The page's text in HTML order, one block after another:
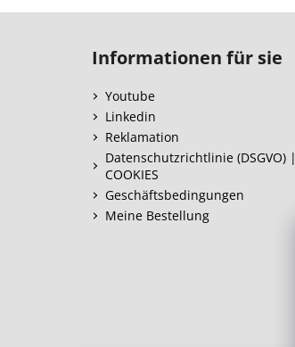
Informationen für sie
Youtube
Linkedin
Reklamation
Datenschutzrichtlinie (DSGVO) |
COOKIES
Geschäftsbedingungen
Meine Bestellung